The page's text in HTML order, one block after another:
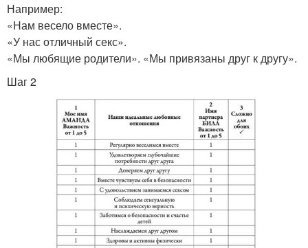
Например:
«Нам весело вместе».
«У нас отличный секс».
«Мы любящие родители». «Мы привязаны друг к другу».
Шаг 2